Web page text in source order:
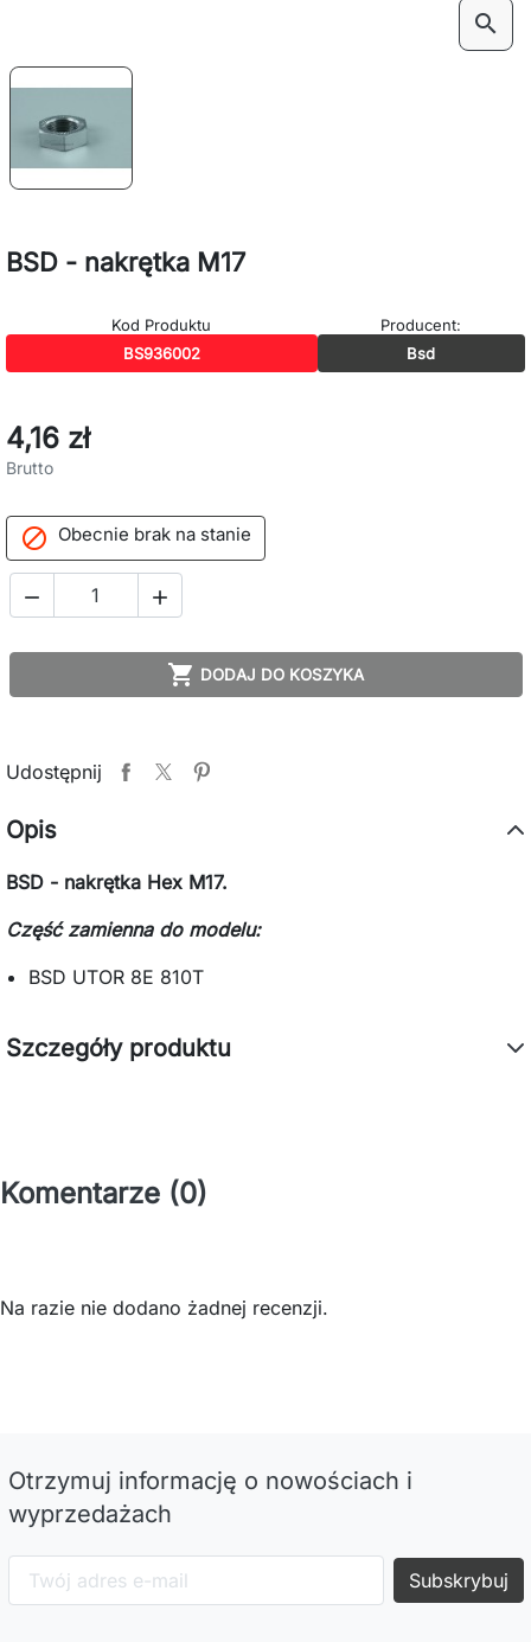
search
BSD - nakrętka M17
Kod Produktu
BS936002
Producent:
Bsd
4,16 zł
Brutto
 Obecnie brak na stanie
 
 DODAJ DO KOSZYKA
Udostępnij
Opis
BSD - nakrętka Hex M17.
Część zamienna do modelu:
BSD UTOR 8E 810T
Szczegóły produktu
Komentarze (0)
Na razie nie dodano żadnej recenzji.
Otrzymuj informację o nowościach i
wyprzedażach